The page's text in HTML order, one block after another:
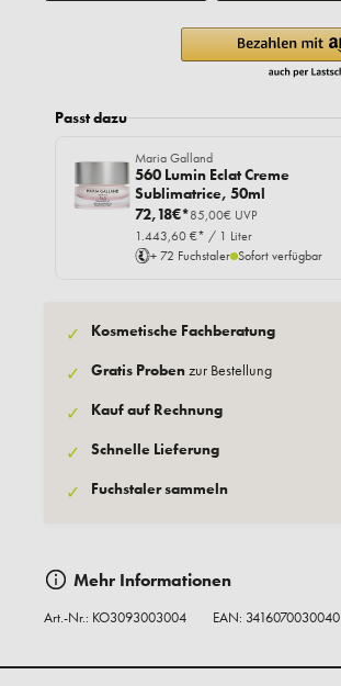
Passt dazu
Maria Galland
560 Lumin Eclat Creme
Sublimatrice, 50ml
72,18€*85,00€ UVP
1.443,60 €* / 1 Liter
+ 72 Fuchstaler Sofort verfügbar
✓ Kosmetische Fachberatung
✓ Gratis Probenzur Bestellung
✓ Kauf auf Rechnung
✓ Schnelle Lieferung
✓ Fuchstaler sammeln
Mehr Informationen
Art.-Nr.: KO3093003004 EAN: 3416070030040